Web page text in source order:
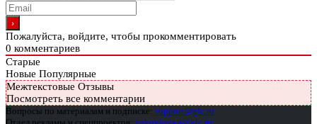
Пожалуйста, войдите, чтобы прокомментировать
0 комментариев
Старые
Новые Популярные
Межтекстовые Отзывы
Посмотреть все комментарии
Вопросы по материалам и подписке: support@glc.ru